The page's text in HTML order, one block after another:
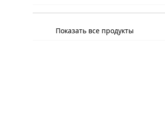
Показать все продукты